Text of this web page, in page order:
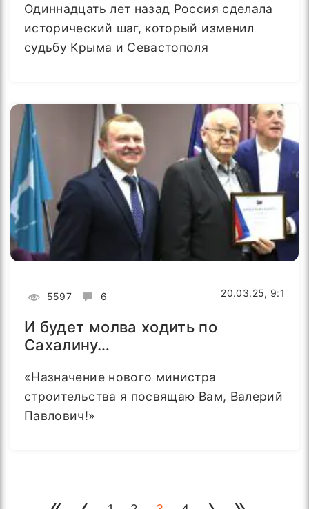
Одиннадцать лет назад Россия сделала
исторический шаг, который изменил
судьбу Крыма и Севастополя
5597 6 20.03.25, 9:1
И будет молва ходить по
Сахалину…
«Назначение нового министра
строительства я посвящаю Вам, Валерий
Павлович!»